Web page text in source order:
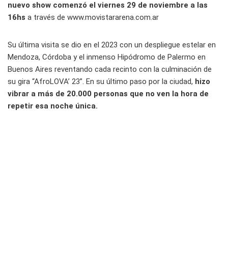
nuevo show comenzó el viernes 29 de noviembre a las
16hs a través de www.movistararena.com.ar
Su última visita se dio en el 2023 con un despliegue estelar en
Mendoza, Córdoba y el inmenso Hipódromo de Palermo en
Buenos Aires reventando cada recinto con la culminación de
su gira “AfroLOVA’ 23”. En su último paso por la ciudad, hizo
vibrar a más de 20.000 personas que no ven la hora de
repetir esa noche única.